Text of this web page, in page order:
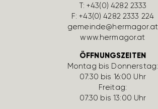
T:+43(0) 4282 2333
F: +43(0) 4282 2333 224
gemeinde@hermagor.at
www.hermagor.at
ÖFFNUNGSZEITEN
Montag bis Donnerstag:
07:30 bis 16:00 Uhr
Freitag:
07:30 bis 13:00 Uhr